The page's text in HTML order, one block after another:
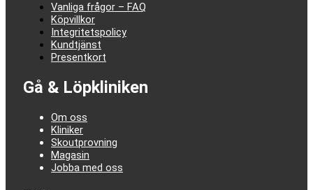
Vanliga frågor – FAQ
Köpvillkor
Integritetspolicy
Kundtjänst
Presentkort
Gå & Löpkliniken
Om oss
Kliniker
Skoutprovning
Magasin
Jobba med oss